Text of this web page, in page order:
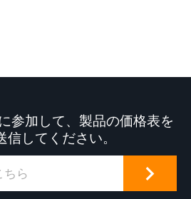
参加して、製品の価格表を
してください。